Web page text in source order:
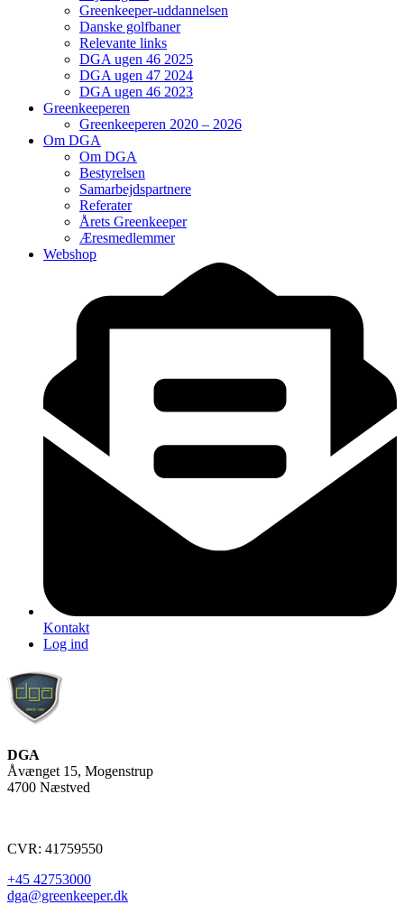
Greenkeeper-uddannelsen
Danske golfbaner
Relevante links
DGA ugen 46 2025
DGA ugen 47 2024
DGA ugen 46 2023
Greenkeeperen
Greenkeeperen 2020 – 2026
Om DGA
Om DGA
Bestyrelsen
Samarbejdspartnere
Referater
Årets Greenkeeper
Æresmedlemmer
Webshop
Kontakt
Log ind
DGA
Åvænget 15, Mogenstrup
4700 Næstved
CVR: 41759550
+45 42753000
dga@greenkeeper.dk